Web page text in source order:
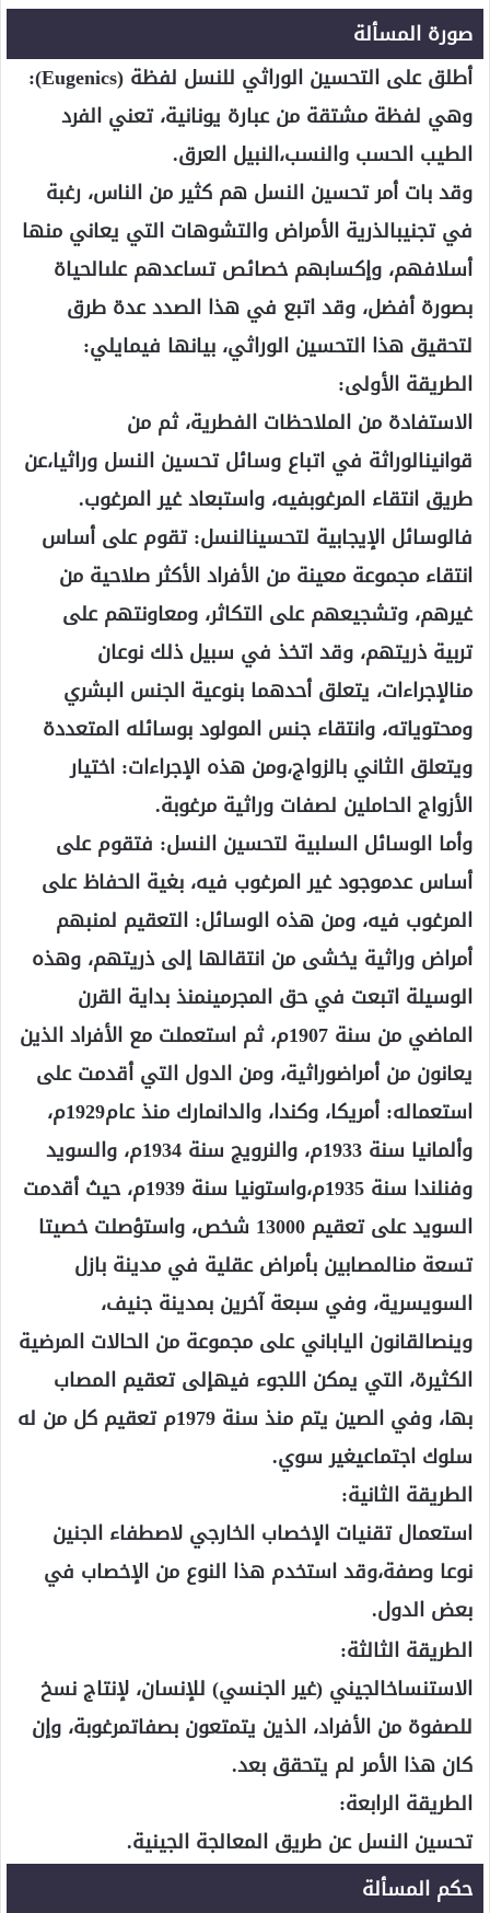
صورة المسألة
أطلق على التحسين الوراثي للنسل لفظة (Eugenics):
وهي لفظة مشتقة من عبارة يونانية، تعني الفرد
الطيب الحسب والنسب،النبيل العرق.
وقد بات أمر تحسين النسل هم كثير من الناس، رغبة
في تجنيبالذرية الأمراض والتشوهات التي يعاني منها
أسلافهم، وإكسابهم خصائص تساعدهم علىالحياة
بصورة أفضل، وقد اتبع في هذا الصدد عدة طرق
لتحقيق هذا التحسين الوراثي، بيانها فيمايلي:
الطريقة الأولى:
الاستفادة من الملاحظات الفطرية، ثم من
قوانينالوراثة في اتباع وسائل تحسين النسل وراثيا،عن
طريق انتقاء المرغوبفيه، واستبعاد غير المرغوب.
فالوسائل الإيجابية لتحسينالنسل: تقوم على أساس
انتقاء مجموعة معينة من الأفراد الأكثر صلاحية من
غيرهم، وتشجيعهم على التكاثر، ومعاونتهم على
تربية ذريتهم، وقد اتخذ في سبيل ذلك نوعان
منالإجراءات، يتعلق أحدهما بنوعية الجنس البشري
ومحتوياته، وانتقاء جنس المولود بوسائله المتعددة
ويتعلق الثاني بالزواج،ومن هذه الإجراءات: اختيار
الأزواج الحاملين لصفات وراثية مرغوبة.
وأما الوسائل السلبية لتحسين النسل: فتقوم على
أساس عدموجود غير المرغوب فيه، بغية الحفاظ على
المرغوب فيه، ومن هذه الوسائل: التعقيم لمنبهم
أمراض وراثية يخشى من انتقالها إلى ذريتهم، وهذه
الوسيلة اتبعت في حق المجرمينمنذ بداية القرن
الماضي من سنة 1907م، ثم استعملت مع الأفراد الذين
يعانون من أمراضوراثية، ومن الدول التي أقدمت على
استعماله: أمريكا، وكندا، والدانمارك منذ عام1929م،
وألمانيا سنة 1933م، والنرويج سنة 1934م، والسويد
وفنلندا سنة 1935م،واستونيا سنة 1939م، حيث أقدمت
السويد على تعقيم 13000 شخص، واستؤصلت خصيتا
تسعة منالمصابين بأمراض عقلية في مدينة بازل
السويسرية، وفي سبعة آخرين بمدينة جنيف،
وينصالقانون الياباني على مجموعة من الحالات المرضية
الكثيرة، التي يمكن اللجوء فيهإلى تعقيم المصاب
بها، وفي الصين يتم منذ سنة 1979م تعقيم كل من له
سلوك اجتماعيغير سوي.
الطريقة الثانية:
استعمال تقنيات الإخصاب الخارجي لاصطفاء الجنين
نوعا وصفة،وقد استخدم هذا النوع من الإخصاب في
بعض الدول.
الطريقة الثالثة:
الاستنساخالجيني (غير الجنسي) للإنسان، لإنتاج نسخ
للصفوة من الأفراد، الذين يتمتعون بصفاتمرغوبة، وإن
كان هذا الأمر لم يتحقق بعد.
الطريقة الرابعة:
تحسين النسل عن طريق المعالجة الجينية.
حكم المسألة